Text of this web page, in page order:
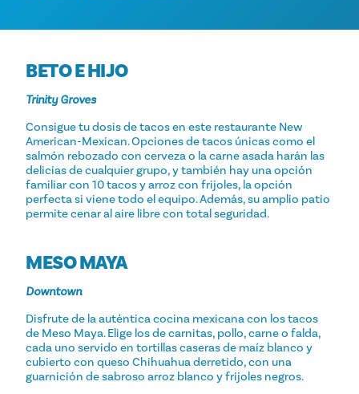
BETO E HIJO
Trinity Groves
Consigue tu dosis de tacos en este restaurante New
American-Mexican. Opciones de tacos únicas como el
salmón rebozado con cerveza o la carne asada harán las
delicias de cualquier grupo, y también hay una opción
familiar con 10 tacos y arroz con frijoles, la opción
perfecta si viene todo el equipo. Además, su amplio patio
permite cenar al aire libre con total seguridad.
MESO MAYA
Downtown
Disfrute de la auténtica cocina mexicana con los tacos
de Meso Maya. Elige los de carnitas, pollo, carne o falda,
cada uno servido en tortillas caseras de maíz blanco y
cubierto con queso Chihuahua derretido, con una
guarnición de sabroso arroz blanco y frijoles negros.